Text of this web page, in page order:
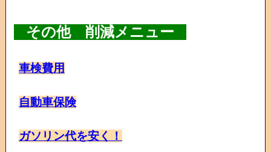
その他 削減メニュー
車検費用
自動車保険
ガソリン代を安く！